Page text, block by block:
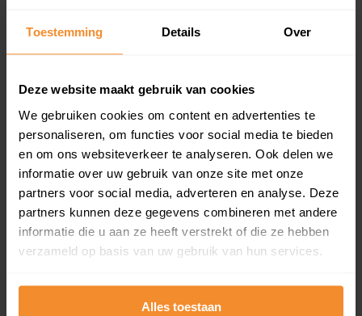
Toestemming Details Over
Deze website maakt gebruik van cookies
We gebruiken cookies om content en advertenties te
personaliseren, om functies voor social media te bieden
en om ons websiteverkeer te analyseren. Ook delen we
informatie over uw gebruik van onze site met onze
partners voor social media, adverteren en analyse. Deze
partners kunnen deze gegevens combineren met andere
informatie die u aan ze heeft verstrekt of die ze hebben
verzameld op basis van uw gebruik van hun services.
Alles toestaan
Inclusief 1 jaar gratis updates
inclusief een jaar lang gratis updates van nieuwe
koopsommen.
Bekijk product
Direct leverbaar
Kadastrale kaart pakket